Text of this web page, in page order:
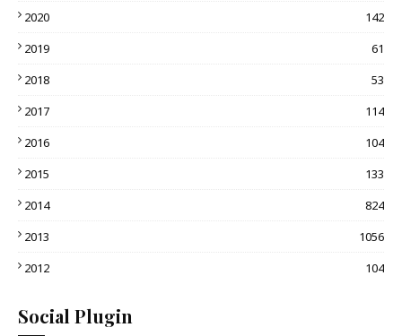
2020
142
2019
61
2018
53
2017
114
2016
104
2015
133
2014
824
2013
1056
2012
104
Social Plugin